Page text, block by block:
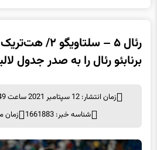
رئال ۵ –
برنابئو رئال را به صدر جدول
زمان انتشار: 12 سپتامبر 2021 ساعت 21:49
شناسه خبر: 1661883
زمان